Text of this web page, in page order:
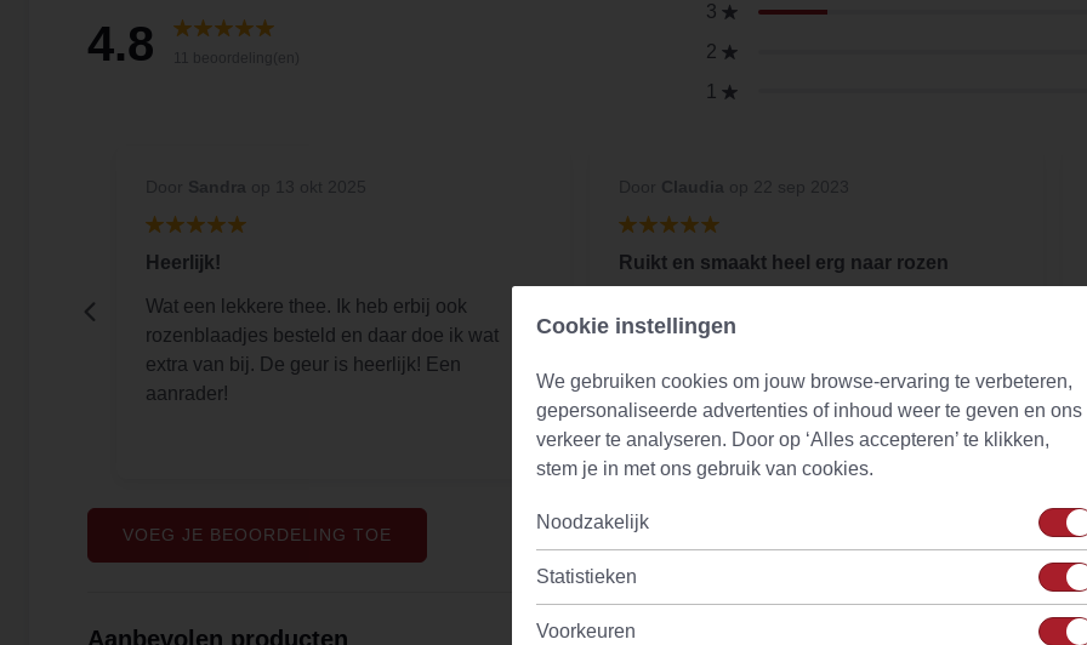
4.8
3
2
1
Heerlijk!
Wat een lekkere thee. Ik heb erbij ook
rozenblaadjes besteld en daar doe ik wat
extra van bij. De geur is heerlijk! Een
aanrader!
Ruikt en smaakt heel erg naar rozen
wat, en soms valt het tegen. Maar als je van
thee hebben!
VOEG JE BEOORDELING TOE
Aanbevolen producten
Cookie instellingen
We gebruiken cookies om jouw browse-ervaring te verbeteren,
gepersonaliseerde advertenties of inhoud weer te geven en ons
verkeer te analyseren. Door op ‘Alles accepteren’ te klikken,
stem je in met ons gebruik van cookies.
Noodzakelijk
Statistieken
Voorkeuren